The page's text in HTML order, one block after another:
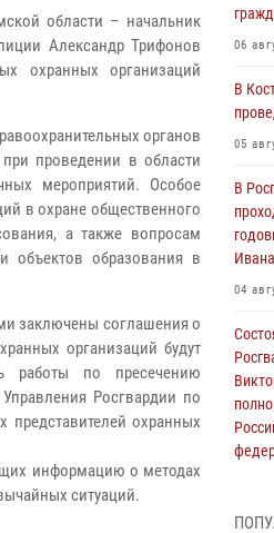
области – начальник
Александр Трифонов
охранных организаций
органов
проведении в области
мероприятий. Особое
в охране общественного
а также вопросам
объектов образования в
заключены соглашения о
организаций будут
работы по пресечению
Росгвардии по
охранных
информацию о методах
ситуаций.
06
В
05
В
04